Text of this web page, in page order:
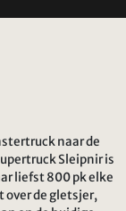
naar de
Sleipnir is
liefst 800 pk elke
over de gletsjer,